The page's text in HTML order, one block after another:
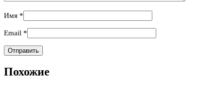
Имя *
Email *
Похожие